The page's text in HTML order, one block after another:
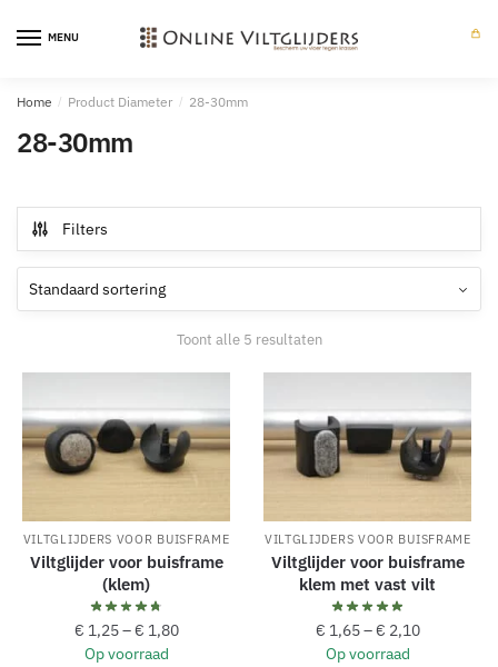
MENU
Home / Product Diameter / 28-30mm
28-30mm
Filters
Toont alle 5 resultaten
VILTGLIJDERS VOOR BUISFRAME
Viltglijder voor buisframe
(klem)
€ 1,25–€ 1,80
Op voorraad
VILTGLIJDERS VOOR BUISFRAME
Viltglijder voor buisframe
klem met vast vilt
€ 1,65–€ 2,10
Op voorraad